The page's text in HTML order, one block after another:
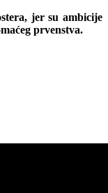
jer su ambicije
prvenstva.